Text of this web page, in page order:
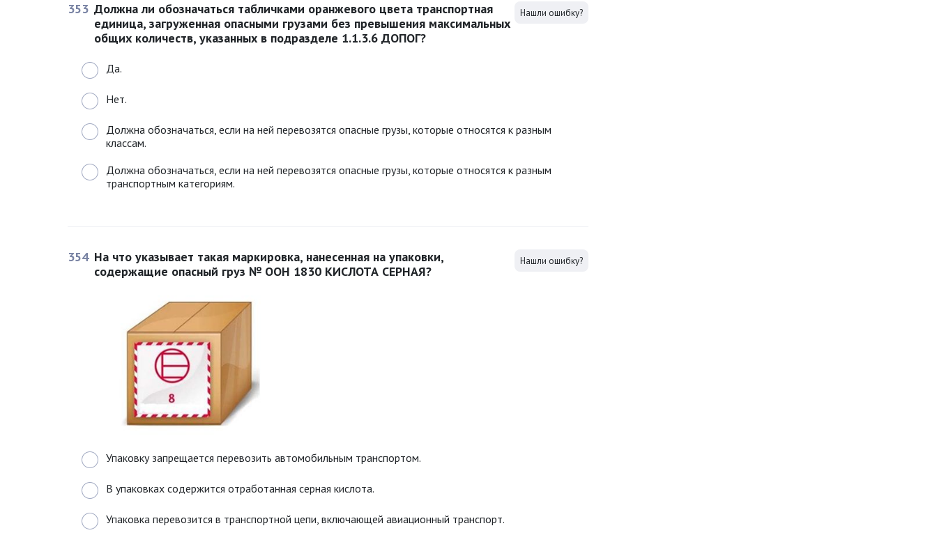
353 Должна ли обозначаться табличками оранжевого цвета транспортная
единица, загруженная опасными грузами без превышения максимальных
общих количеств, указанных в подразделе 1.1.3.6 ДОПОГ?
Нашли ошибку?
Да.
Нет.
Должна обозначаться, если на ней перевозятся опасные грузы, которые относятся к разным
классам.
Должна обозначаться, если на ней перевозятся опасные грузы, которые относятся к разным
транспортным категориям.
354 На что указывает такая маркировка, нанесенная на упаковки,
содержащие опасный груз № ООН 1830 КИСЛОТА СЕРНАЯ?
Нашли ошибку?
Упаковку запрещается перевозить автомобильным транспортом.
В упаковках содержится отработанная серная кислота.
Упаковка перевозится в транспортной цепи, включающей авиационный транспорт.